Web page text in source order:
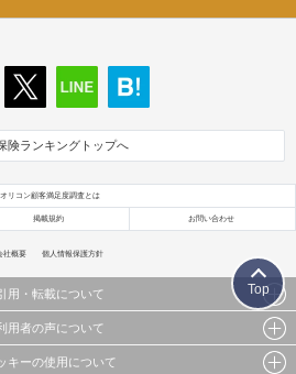
険ランキングトップへ
オリコン顧客満足度調査とは
掲載規約 お問い合わせ
社概要 個人情報保護方針
用・転載について
写真、イラスト、画像データ等）及びこれらの配置・
載・複製などの二次利用を行うことは固く禁じており
用者の声について
ービスの利用者が提出された見解・感想です。
キーの使用について
Top